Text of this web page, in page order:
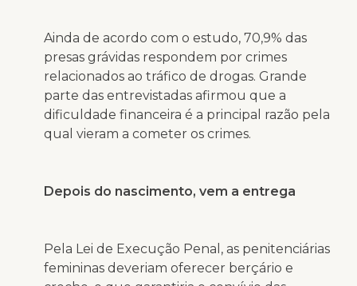
Ainda de acordo com o estudo, 70,9% das
presas grávidas respondem por crimes
relacionados ao tráfico de drogas. Grande
parte das entrevistadas afirmou que a
dificuldade financeira é a principal razão pela
qual vieram a cometer os crimes.
Depois do nascimento, vem a entrega
Pela Lei de Execução Penal, as penitenciárias
femininas deveriam oferecer berçário e